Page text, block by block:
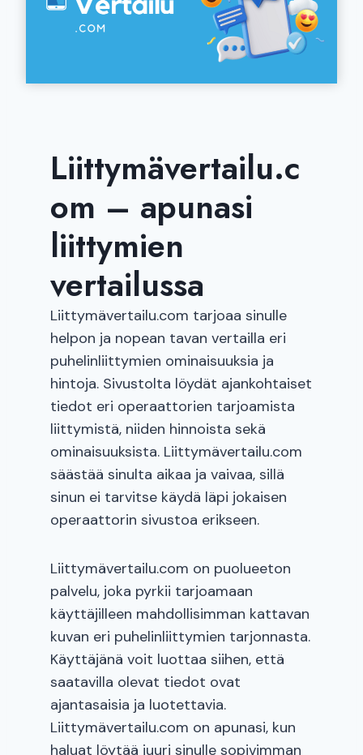
Liittymävertailu.c
om – apunasi
liittymien
vertailussa
Liittymävertailu.com tarjoaa sinulle
helpon ja nopean tavan vertailla eri
puhelinliittymien ominaisuuksia ja
hintoja. Sivustolta löydät ajankohtaiset
tiedot eri operaattorien tarjoamista
liittymistä, niiden hinnoista sekä
ominaisuuksista. Liittymävertailu.com
säästää sinulta aikaa ja vaivaa, sillä
sinun ei tarvitse käydä läpi jokaisen
operaattorin sivustoa erikseen.
Liittymävertailu.com on puolueeton
palvelu, joka pyrkii tarjoamaan
käyttäjilleen mahdollisimman kattavan
kuvan eri puhelinliittymien tarjonnasta.
Käyttäjänä voit luottaa siihen, että
saatavilla olevat tiedot ovat
ajantasaisia ja luotettavia.
Liittymävertailu.com on apunasi, kun
haluat löytää juuri sinulle sopivimman